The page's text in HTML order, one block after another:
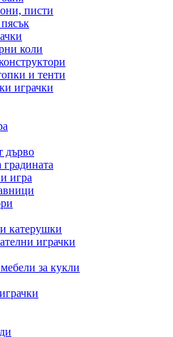
писти
коли
и тенти
играчки
дърво
градината
игра
катерушки
играчки
за кукли